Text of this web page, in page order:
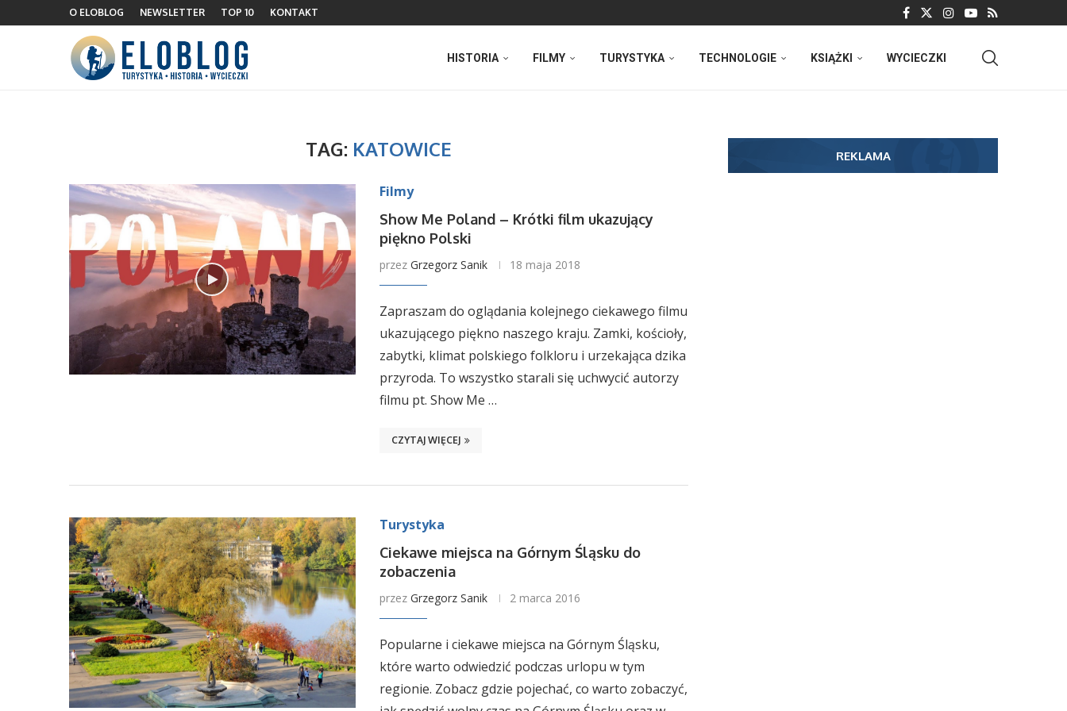
O ELOBLOG NEWSLETTER TOP 10 KONTAKT
HISTORIA FILMY TURYSTYKA TECHNOLOGIE KSIĄŻKI WYCIECZKI
TAG: KATOWICE
Filmy
Show Me Poland – Krótki film ukazujący
piękno Polski
przez Grzegorz Sanik 18 maja 2018
Zapraszam do oglądania kolejnego ciekawego filmu
ukazującego piękno naszego kraju. Zamki, kościoły,
zabytki, klimat polskiego folkloru i urzekająca dzika
przyroda. To wszystko starali się uchwycić autorzy
filmu pt. Show Me …
CZYTAJ WIĘCEJ
Turystyka
Ciekawe miejsca na Górnym Śląsku do
zobaczenia
przez Grzegorz Sanik 2 marca 2016
Popularne i ciekawe miejsca na Górnym Śląsku,
które warto odwiedzić podczas urlopu w tym
regionie. Zobacz gdzie pojechać, co warto zobaczyć,
REKLAMA